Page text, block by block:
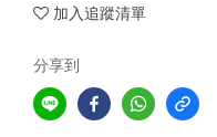
加入追蹤清單
分享到